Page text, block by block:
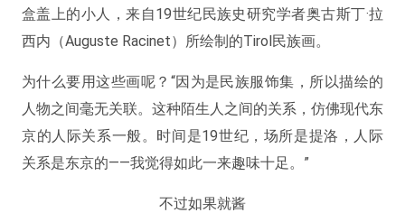
盒盖上的小人，来自19世纪民族史研究学者奥古斯丁·拉
西内（Auguste Racinet）所绘制的Tirol民族画。
为什么要用这些画呢？“因为是民族服饰集，所以描绘的
人物之间毫无关联。这种陌生人之间的关系，仿佛现代东
京的人际关系一般。时间是19世纪，场所是提洛，人际
关系是东京的——我觉得如此一来趣味十足。”
不过如果就酱